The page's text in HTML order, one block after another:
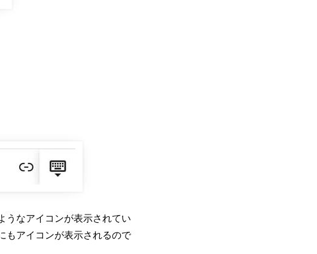
うなアイコンが表示されてい
もアイコンが表示されるので